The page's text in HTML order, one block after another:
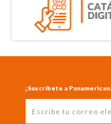
¡Suscríbete a